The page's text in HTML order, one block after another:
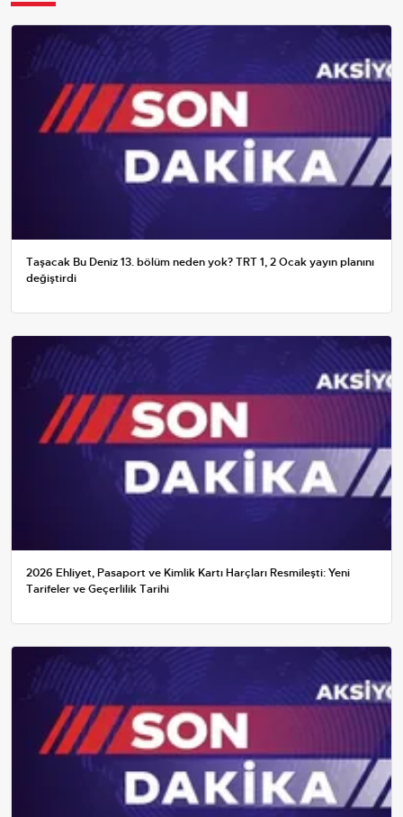
Taşacak Bu Deniz 13. bölüm neden yok? TRT 1, 2 Ocak yayın planını
değiştirdi
2026 Ehliyet, Pasaport ve Kimlik Kartı Harçları Resmileşti: Yeni
Tarifeler ve Geçerlilik Tarihi